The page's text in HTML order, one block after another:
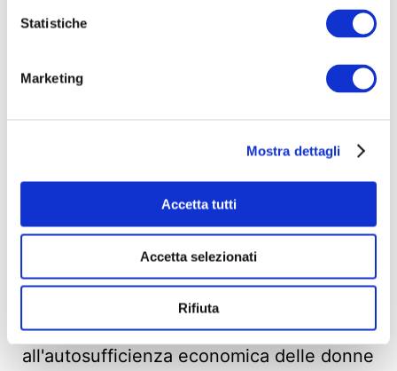
Statistiche
Marketing
Mostra dettagli
Accetta tutti
Accetta selezionati
Rifiuta
>> Succo di fico d'India:
questo progetto - atto a contribuire
all'autosufficienza economica delle donne